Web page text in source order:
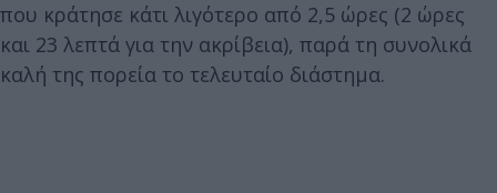
που κράτησε κάτι λιγότερο από 2,5 ώρες (2 ώρες
και 23 λεπτά για την ακρίβεια), παρά τη συνολικά
καλή της πορεία το τελευταίο διάστημα.